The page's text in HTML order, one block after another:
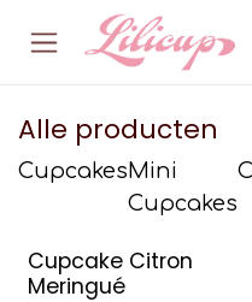
Overslaan naar inhoud
Alle producten
CupcakesMini
Cupcakes
Cupcake Citron
Meringué